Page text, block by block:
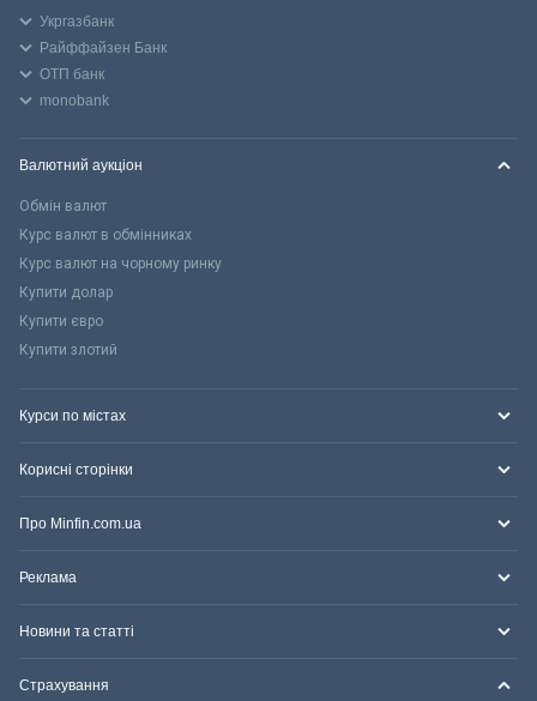
Укргазбанк
Райффайзен Банк
ОТП банк
monobank
Валютний аукціон
Обмін валют
Курс валют в обмінниках
Курс валют на чорному ринку
Купити долар
Купити євро
Купити злотий
Курси по містах
Корисні сторінки
Про Minfin.com.ua
Реклама
Новини та статті
Страхування